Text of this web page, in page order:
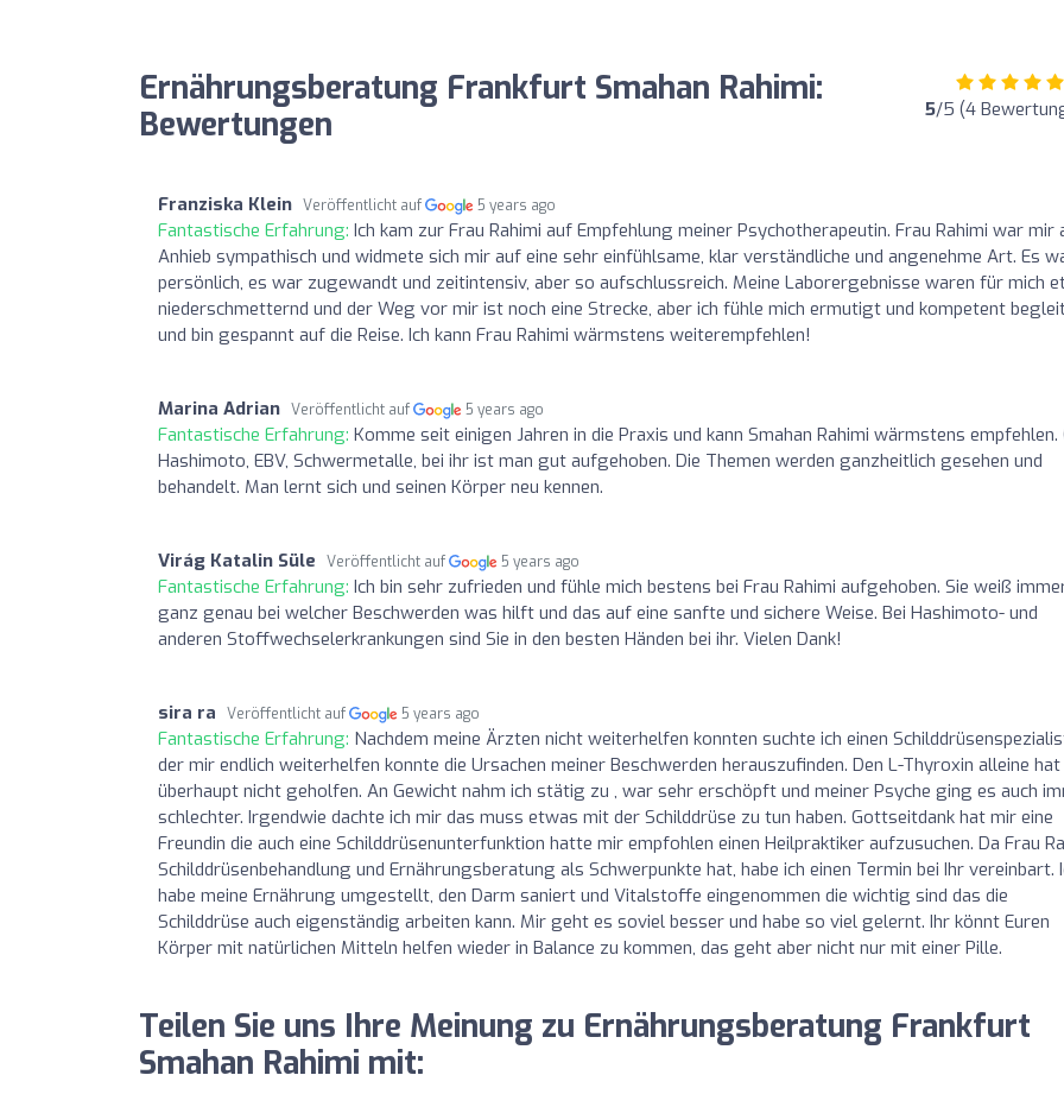
Ernährungsberatung Frankfurt Smahan Rahimi:
Bewertungen
5/5 (4
Franziska Klein Veröffentlicht auf 5 years ago
Fantastische Erfahrung: Ich kam zur Frau Rahimi auf Empfehlung meiner Psychotherapeutin. Frau Rahimi war mir
Anhieb sympathisch und widmete sich mir auf eine sehr einfühlsame, klar verständliche und angenehme Art. Es
persönlich, es war zugewandt und zeitintensiv, aber so aufschlussreich. Meine Laborergebnisse waren für mich
niederschmetternd und der Weg vor mir ist noch eine Strecke, aber ich fühle mich ermutigt und kompetent
und bin gespannt auf die Reise. Ich kann Frau Rahimi wärmstens weiterempfehlen!
Marina Adrian Veröffentlicht auf 5 years ago
Fantastische Erfahrung: Komme seit einigen Jahren in die Praxis und kann Smahan Rahimi wärmstens empfehlen.
Hashimoto, EBV, Schwermetalle, bei ihr ist man gut aufgehoben. Die Themen werden ganzheitlich gesehen und
behandelt. Man lernt sich und seinen Körper neu kennen.
Virág Katalin Süle Veröffentlicht auf 5 years ago
Fantastische Erfahrung: Ich bin sehr zufrieden und fühle mich bestens bei Frau Rahimi aufgehoben. Sie weiß
ganz genau bei welcher Beschwerden was hilft und das auf eine sanfte und sichere Weise. Bei Hashimoto- und
anderen Stoffwechselerkrankungen sind Sie in den besten Händen bei ihr. Vielen Dank!
sira ra Veröffentlicht auf 5 years ago
Fantastische Erfahrung: Nachdem meine Ärzten nicht weiterhelfen konnten suchte ich einen
der mir endlich weiterhelfen konnte die Ursachen meiner Beschwerden herauszufinden. Den L-Thyroxin alleine
überhaupt nicht geholfen. An Gewicht nahm ich stätig zu , war sehr erschöpft und meiner Psyche ging es auch
schlechter. Irgendwie dachte ich mir das muss etwas mit der Schilddrüse zu tun haben. Gottseitdank hat mir eine
Freundin die auch eine Schilddrüsenunterfunktion hatte mir empfohlen einen Heilpraktiker aufzusuchen. Da Frau
Schilddrüsenbehandlung und Ernährungsberatung als Schwerpunkte hat, habe ich einen Termin bei Ihr vereinbart.
habe meine Ernährung umgestellt, den Darm saniert und Vitalstoffe eingenommen die wichtig sind das die
Schilddrüse auch eigenständig arbeiten kann. Mir geht es soviel besser und habe so viel gelernt. Ihr könnt Euren
Körper mit natürlichen Mitteln helfen wieder in Balance zu kommen, das geht aber nicht nur mit einer Pille.
Teilen Sie uns Ihre Meinung zu Ernährungsberatung Frankfurt
Smahan Rahimi mit: